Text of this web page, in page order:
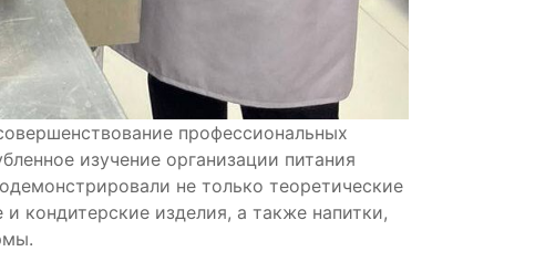
профессиональных
изучение организации питания
не только теоретические
кондитерские изделия, а также напитки,